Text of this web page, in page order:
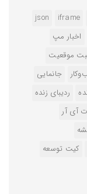
iframe
json
اخبار مپ
موقعیت
جانمایی
ردیبای زنده
آی آر
کیت توسعه